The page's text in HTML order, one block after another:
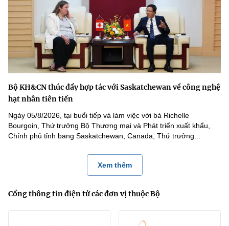
Bộ KH&CN thúc đẩy hợp tác với Saskatchewan về công nghệ
hạt nhân tiên tiến
Ngày 05/8/2026, tại buổi tiếp và làm việc với bà Richelle
Bourgoin, Thứ trưởng Bộ Thương mại và Phát triển xuất khẩu,
Chính phủ tỉnh bang Saskatchewan, Canada, Thứ trưởng...
Xem thêm
Cổng thông tin điện tử các đơn vị thuộc Bộ